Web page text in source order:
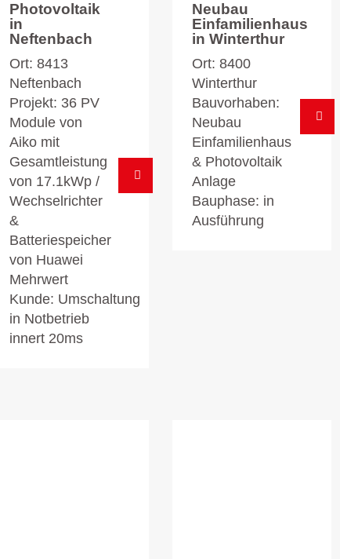
Photovoltaik
in
Neftenbach
Ort: 8413
Neftenbach
Projekt: 36 PV
Module von
Aiko mit
Gesamtleistung
von 17.1kWp /
Wechselrichter
&
Batteriespeicher
von Huawei
Mehrwert
Kunde: Umschaltung
in Notbetrieb
innert 20ms
Neubau
Einfamilienhaus
in Winterthur
Ort: 8400
Winterthur
Bauvorhaben:
Neubau
Einfamilienhaus
& Photovoltaik
Anlage
Bauphase: in
Ausführung